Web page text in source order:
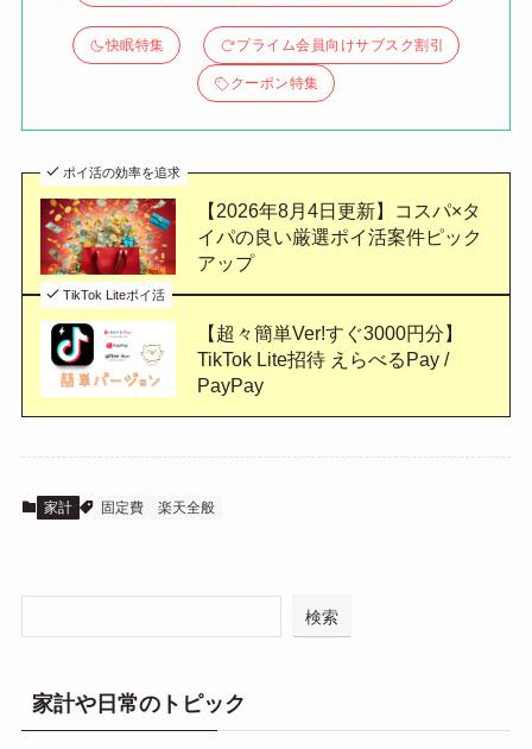
快眠特集 プライム会員向けサブスク割引
クーポン特集
ポイ活の効率を追求
【2026年8月4日更新】コスパ×タ
イパの良い厳選ポイ活案件ピック
アップ
TikTok Liteポイ活
【超々簡単Ver!すぐ3000円分】
TikTok Lite招待 えらべるPay /
PayPay
家計 固定費 楽天全般
検索
家計や日常のトピック